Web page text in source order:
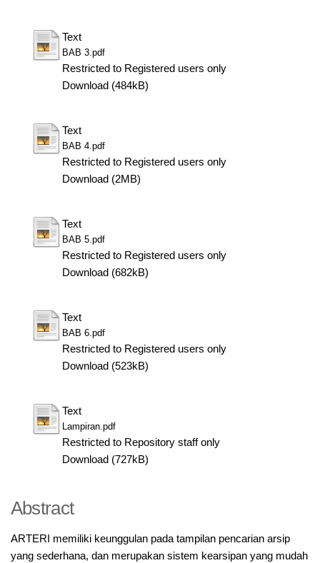
Text
BAB 3.pdf
Restricted to Registered users only
Download (484kB)
Text
BAB 4.pdf
Restricted to Registered users only
Download (2MB)
Text
BAB 5.pdf
Restricted to Registered users only
Download (682kB)
Text
BAB 6.pdf
Restricted to Registered users only
Download (523kB)
Text
Lampiran.pdf
Restricted to Repository staff only
Download (727kB)
Abstract
ARTERI memiliki keunggulan pada tampilan pencarian arsip
yang sederhana, dan merupakan sistem kearsipan yang mudah